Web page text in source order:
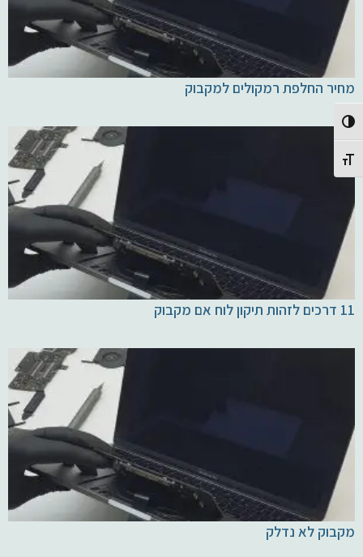
Toggle High Contrast
Toggle Font size
מחיר החלפת רמקולים למקבוק
11 דרכים לזהות תיקון לוח אם מקבוק
מקבוק לא נדלק